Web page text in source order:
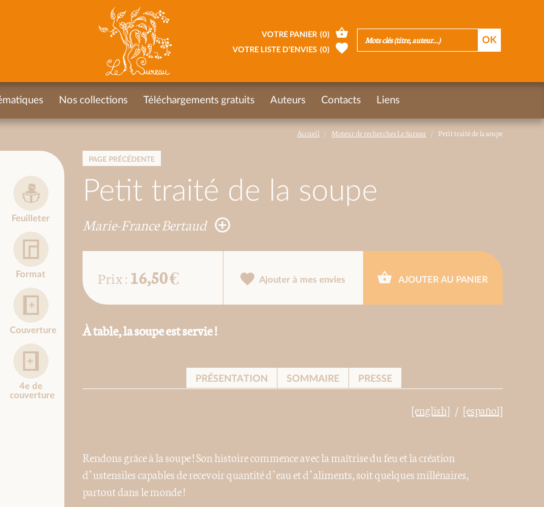
Accueil Moteur de recherches Le Sureau Petit traité de la soupe
PAGE PRÉCÉDENTE
Petit traité de la soupe
Marie-France Bertaud
Feuilleter
Format
Couverture
4e de
couverture
Prix : 16,50 € Ajouter à mes envies AJOUTER AU PANIER
À table, la soupe est servie !
PRÉSENTATION SOMMAIRE PRESSE
[english] [español]
Rendons grâce à la soupe ! Son histoire commence avec la maîtrise du feu et la création
d’ustensiles capables de recevoir quantité d’eau et d’aliments, soit quelques millénaires,
partout dans le monde !
VOTRE PANIER (0)
VOTRE LISTE D’ENVIES (0)
Nos collections Téléchargements gratuits Auteurs Contacts Liens